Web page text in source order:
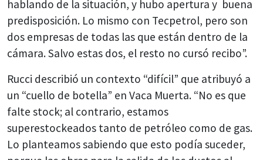
hablando de la situación, y hubo apertura y buena
predisposición. Lo mismo con Tecpetrol, pero son
dos empresas de todas las que están dentro de la
cámara. Salvo estas dos, el resto no cursó recibo”.
Rucci describió un contexto “difícil” que atribuyó a
un “cuello de botella” en Vaca Muerta. “No es que
falte stock; al contrario, estamos
superestockeados tanto de petróleo como de gas.
Lo planteamos sabiendo que esto podía suceder,